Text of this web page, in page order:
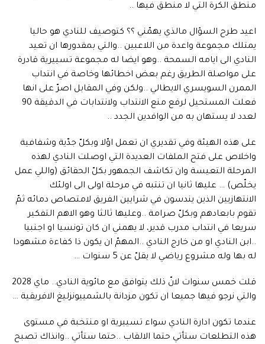
منطق الكرة التي لا منطق فيها ..
اعيد طرح السؤال مالذي يهمّني ؟؟ كتوصيف للنادي هو حاليا
يمتلك مجموعة واعدة من اللاعبين ..والتي بمقدورها ان تعيد
النادي الى ايامه السمحة ..وهو ايضا له مجموعة تسييرية قادرة
على مواصلة الطريق رغم بعض اخطائها وخاصة في انتداب
الممرن السويسري الايطالي ..ولكن وفي المقابل اصرّ على انها
فعلت المستحيل لرفع منع الانتداب ولانتدابات في الدقيقة 90
لعدد لا يستهان به من الوافدين الجدد ..
على هذه الهيئة وفي تقديري ان تعمل اوّلا وبكلّ جدّية وشفافية
واخلاص على فتح الملفات العديدة التي اوصلت النادي لهذه
المرحلة التعيسة وان تكاشف الجمهور بكلّ الحقائق (واللي عمل
يخلّص) … عليها ثانيا ان تنتبه في مرحلة اولى الى اولئك
الانتهازيين الذين يندسون في شرايين الفريق لامتصاص دمائه ثمّ
تقوم بابعادهم وبكلّ صرامة ..وعليها ثالثا وهو الاهم التفكير
سريعا في انتداب مدرب قدير، لا يهمني ان كان تونسيا او اجنبيا
..ابن النادي او من خارج النادي ..المهمّ ان يكون ذا كفاءة مشهودا
له بها وله مشروع رياضي لا يقلّ عن 5 سنوات …
قلت خمس سنوات لانّ ذلك يتوافق مع مائوية النادي.. ماي 2028
والتي نرجو فيها جميعا ان تكون مزدانة بالشمييونزليغ الافريقية …
عندما تكون ادارة النادي سواء تسييرية او منتخبة في مستوى
هذه التطلعات ستأتي حتما الالقاب ..حتما ستأتي ..وانذاك تصبح